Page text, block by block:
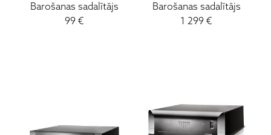
Barošanas sadalītājs
99 €
Barošanas sadalītājs
1 299 €